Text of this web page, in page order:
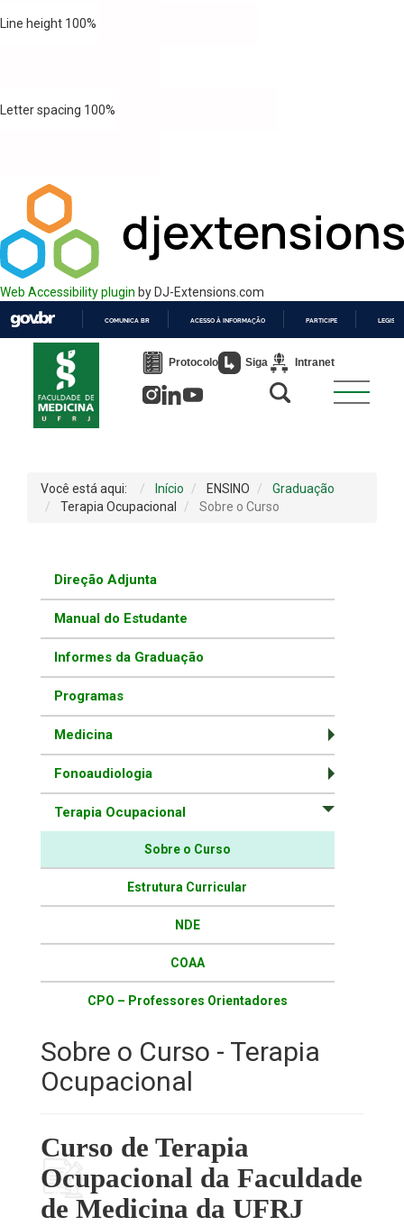
Line height 100%
Letter spacing 100%
Web Accessibility plugin by DJ-Extensions.com
PARA
COMUNICA BR ACESSO À INFORMAÇÃO PARTICIPE
Protocolo Siga Intranet
Você está aqui: Início ENSINO
Graduação
Terapia Ocupacional
Sobre o Curso
Direção Adjunta
Manual do Estudante
Informes da Graduação
Programas
Medicina
Fonoaudiologia
Terapia Ocupacional
Sobre o Curso
Estrutura Curricular
NDE
COAA
CPO – Professores Orientadores
Sobre o Curso - Terapia
Ocupacional
Curso de Terapia
Ocupacional da Faculdade
de Medicina da UFRJ